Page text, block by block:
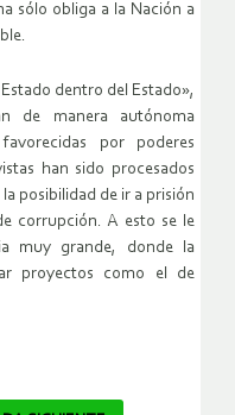
sólo obliga a la Nación a
dentro del Estado»,
de manera autónoma
por poderes
han sido procesados
posibilidad de ir a prisión
corrupción. A esto se le
muy grande, donde la
proyectos como el de